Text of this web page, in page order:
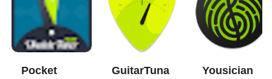
Pocket
GuitarTuna
Yousician